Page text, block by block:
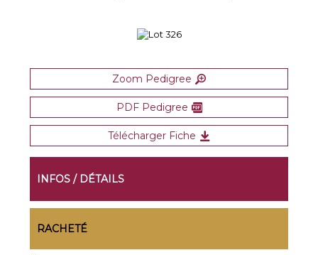
Zoom Pedigree
PDF Pedigree
Télécharger Fiche
INFOS / DÉTAILS
RACHETÉ